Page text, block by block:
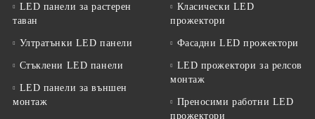
LED панели за растерен
таван
Ултратънки LED панели
Стъклени LED панели
LED панели за външен
монтаж
Класически LED
прожектори
Фасадни LED прожектори
LED прожектори за релсов
монтаж
Преносими работни LED
прожектори